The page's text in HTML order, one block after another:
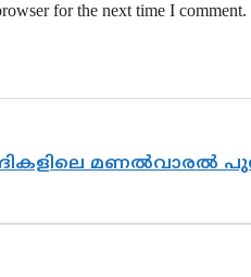
for the next time I comment.
നദികളിലെ മണൽവാരൽ